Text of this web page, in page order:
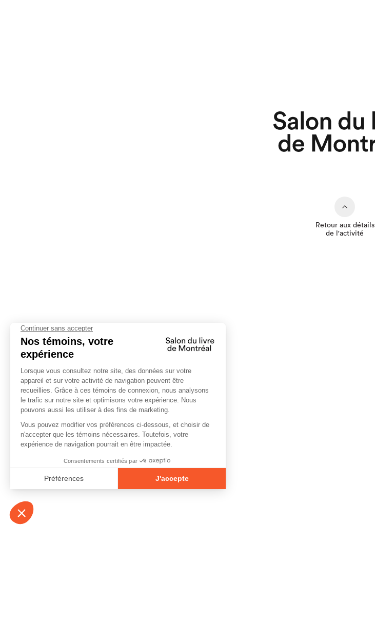
Retour aux détails
de l'activité